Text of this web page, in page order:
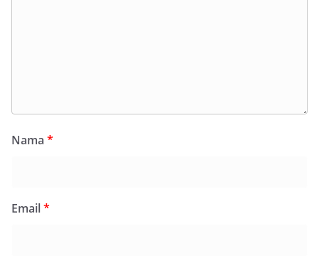
Nama *
Email*